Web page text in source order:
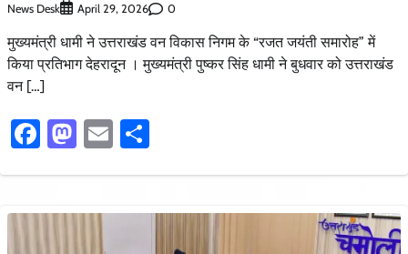
News Desk April 29, 2026 0
मुख्यमंत्री धामी ने उत्तराखंड वन विकास निगम के “रजत जयंती समारोह” में
किया प्रतिभाग देहरादून । मुख्यमंत्री पुष्कर सिंह धामी ने बुधवार को उत्तराखंड
वन […]
Facebook
Mastodon
Email